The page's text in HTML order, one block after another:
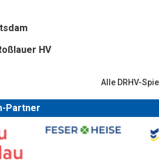
HV
Alle DRHV-
Partner